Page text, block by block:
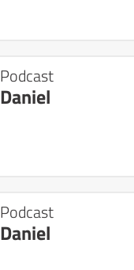
Podcast
Daniel
Podcast
Daniel